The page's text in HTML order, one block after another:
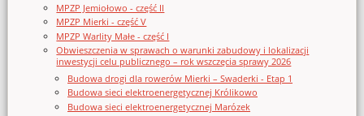
MPZP Jemiołowo - część II
MPZP Mierki - część V
MPZP Warlity Małe - część I
Obwieszczenia w sprawach o warunki zabudowy i lokalizacji
inwestycji celu publicznego – rok wszczęcia sprawy 2026
Budowa drogi dla rowerów Mierki – Swaderki - Etap 1
Budowa sieci elektroenergetycznej Królikowo
Budowa sieci elektroenergetycznej Marózek